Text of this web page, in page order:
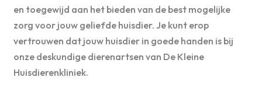
en toegewijd aan het bieden van de best mogelijke
zorg voor jouw geliefde huisdier. Je kunt erop
vertrouwen dat jouw huisdier in goede handen is bij
onze deskundige dierenartsen van De Kleine
Huisdierenkliniek.